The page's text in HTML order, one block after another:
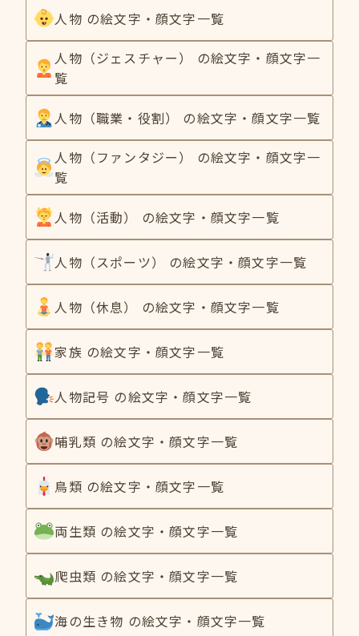
人物 の絵文字・顔文字一覧
人物（ジェスチャー） の絵文字・顔文字一
覧
人物（職業・役割） の絵文字・顔文字一覧
人物（ファンタジー） の絵文字・顔文字一
覧
人物（活動） の絵文字・顔文字一覧
人物（スポーツ） の絵文字・顔文字一覧
人物（休息） の絵文字・顔文字一覧
家族 の絵文字・顔文字一覧
人物記号 の絵文字・顔文字一覧
哺乳類 の絵文字・顔文字一覧
鳥類 の絵文字・顔文字一覧
両生類 の絵文字・顔文字一覧
爬虫類 の絵文字・顔文字一覧
海の生き物 の絵文字・顔文字一覧